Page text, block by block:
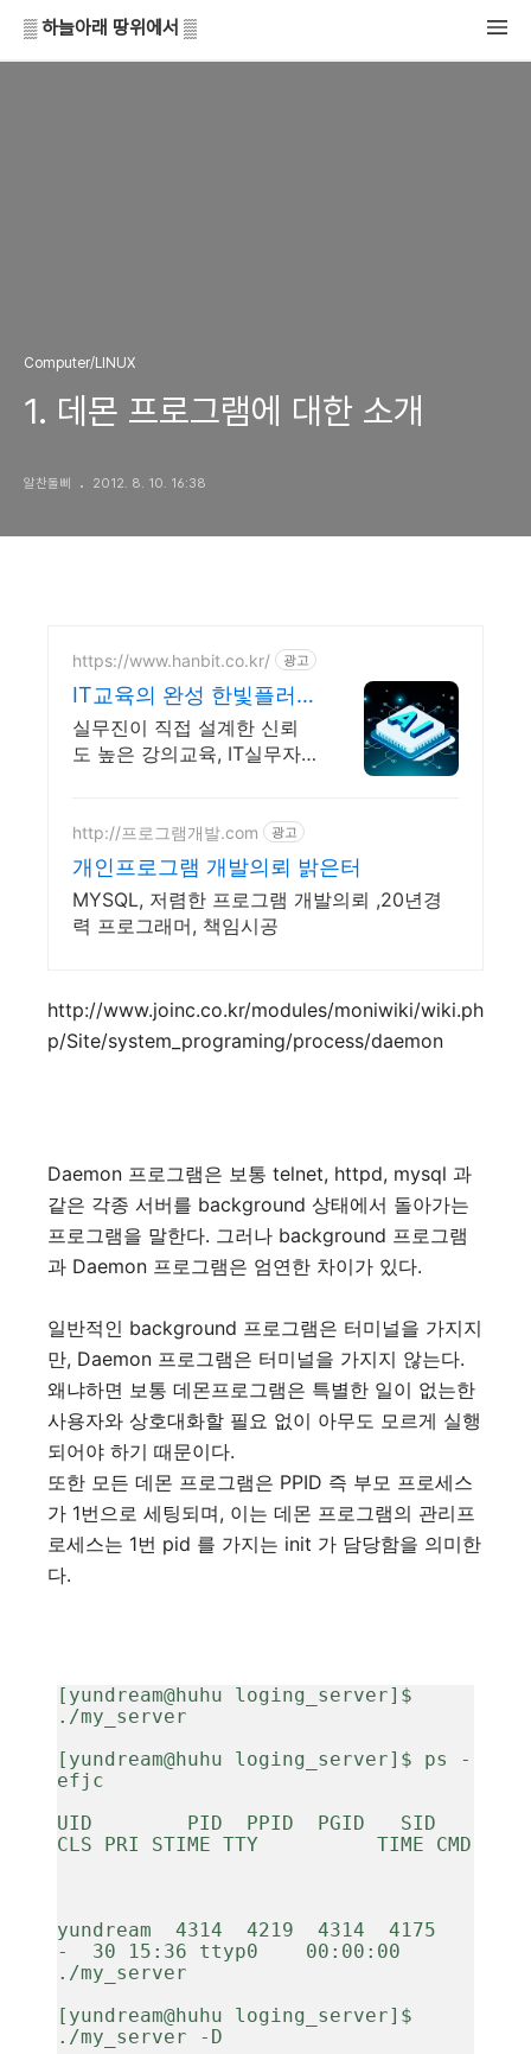
▒ 하늘아래 땅위에서 ▒
Computer/LINUX
1. 데몬 프로그램에 대한 소개
알찬돌삐 2012. 8. 10. 16:38
https://www.hanbit.co.kr/ 광고
IT교육의 완성 한빛플러
스 AI 개발자 필수 코스
실무진이 직접 설계한 신뢰
도 높은 강의교육, IT실무자
플랫폼
http://프로그램개발.com 광고
개인프로그램 개발의뢰 밝은터
MYSQL, 저렴한 프로그램 개발의뢰 ,20년경
력 프로그래머, 책임시공
http://www.joinc.co.kr/modules/moniwiki/wiki.ph
p/Site/system_programing/process/daemon
Daemon 프로그램은 보통 telnet, httpd, mysql 과
같은 각종 서버를 background 상태에서 돌아가는
프로그램을 말한다. 그러나 background 프로그램
과 Daemon 프로그램은 엄연한 차이가 있다.
일반적인 background 프로그램은 터미널을 가지지
만, Daemon 프로그램은 터미널을 가지지 않는다.
왜냐하면 보통 데몬프로그램은 특별한 일이 없는한
사용자와 상호대화할 필요 없이 아무도 모르게 실행
되어야 하기 때문이다.
또한 모든 데몬 프로그램은 PPID 즉 부모 프로세스
가 1번으로 세팅되며, 이는 데몬 프로그램의 관리프
로세스는 1번 pid 를 가지는 init 가 담당함을 의미한
다.
[yundream@huhu loging_server]$
./my_server
[yundream@huhu loging_server]$ ps -
efjc
UID        PID  PPID  PGID   SID
CLS PRI STIME TTY          TIME CMD
yundream  4314  4219  4314  4175
-  30 15:36 ttyp0    00:00:00
./my_server
[yundream@huhu loging_server]$
./my_server -D